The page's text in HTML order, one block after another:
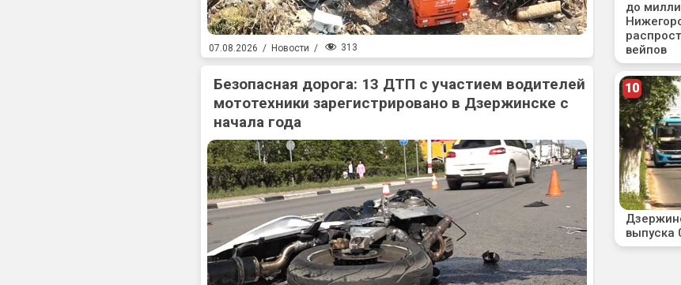
07.08.2026 / Новости / 313
Безопасная дорога: 13 ДТП с участием водителей
мототехники зарегистрировано в Дзержинске с
начала года